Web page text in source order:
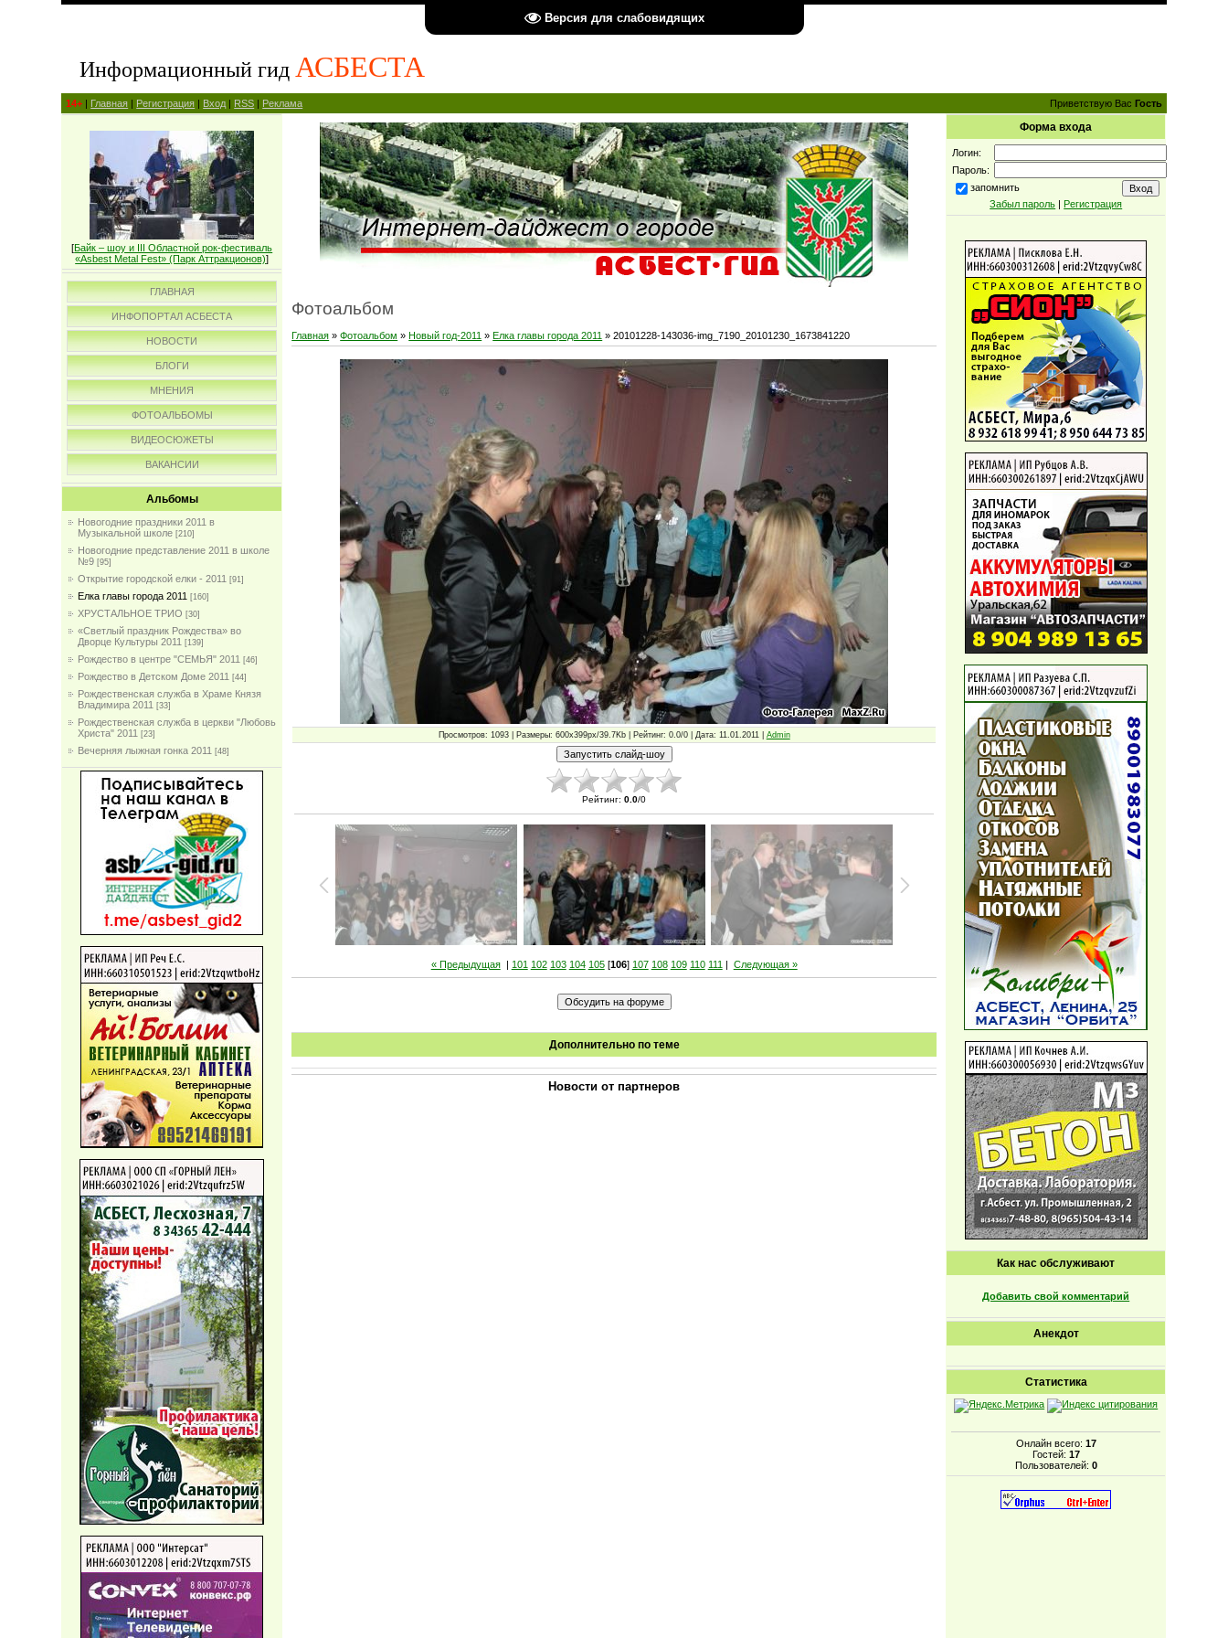
Версия для слабовидящих
Информационный гид АСБЕСТА
14+ | Главная | Регистрация | Вход | RSS | Реклама Приветствую Вас Гость
[Байк – шоу и III Областной рок-фестиваль
«Asbest Metal Fest» (Парк Аттракционов)]
ГЛАВНАЯ
ИНФОПОРТАЛ АСБЕСТА
НОВОСТИ
БЛОГИ
МНЕНИЯ
ФОТОАЛЬБОМЫ
ВИДЕОСЮЖЕТЫ
ВАКАНСИИ
Альбомы
Новогодние праздники 2011 в
Музыкальной школе [210]
Новогодние представление 2011 в школе
№9 [95]
Открытие городской елки - 2011 [91]
Елка главы города 2011 [160]
ХРУСТАЛЬНОЕ ТРИО [30]
«Светлый праздник Рождества» во
Дворце Культуры 2011 [139]
Рождество в центре "СЕМЬЯ" 2011 [46]
Рождество в Детском Доме 2011 [44]
Рождественская служба в Храме Князя
Владимира 2011 [33]
Рождественская служба в церкви "Любовь
Христа" 2011 [23]
Вечерняя лыжная гонка 2011 [48]
Фотоальбом
Главная »Фотоальбом »Новый год-2011 »Елка главы города 2011 » 20101228-143036-img_7190_20101230_1673841220
Просмотров: 1093 | Размеры: 600x399px/39.7Kb | Рейтинг: 0.0/0 | Дата: 11.01.2011 | Admin
Рейтинг: 0.0/0
« Предыдущая| 101 102 103 104 105[106] 107 108 109 110 111 | Следующая »
Дополнительно по теме
Новости от партнеров
Форма входа
Логин:
Пароль:
запомнить
Забыл пароль | Регистрация
Как нас обслуживают
Добавить свой комментарий
Анекдот
Статистика
Онлайн всего: 17
Гостей: 17
Пользователей: 0